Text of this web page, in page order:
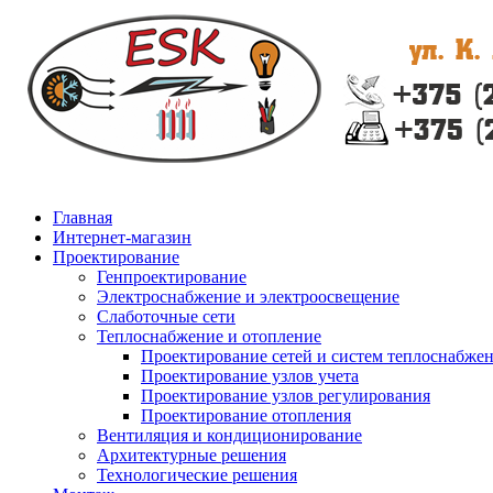
Главная
Интернет-магазин
Проектирование
Генпроектирование
Электроснабжение и электроосвещение
Слаботочные сети
Теплоснабжение и отопление
Проектирование сетей и систем
Проектирование узлов учета
Проектирование узлов регулирования
Проектирование отопления
Вентиляция и кондиционирование
Архитектурные решения
Технологические решения